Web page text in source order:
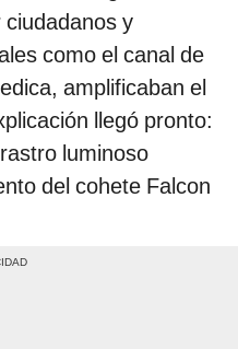
y
como el canal de
amplificaban el
llegó pronto:
luminoso
del cohete Falcon